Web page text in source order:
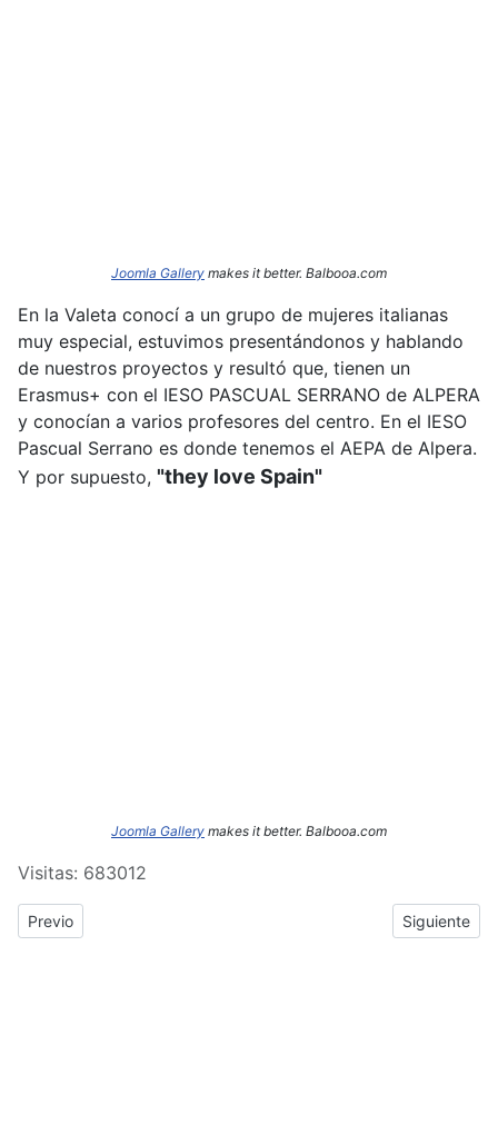
Joomla Gallery makes it better. Balbooa.com
En la Valeta conocí a un grupo de mujeres italianas
muy especial, estuvimos presentándonos y hablando
de nuestros proyectos y resultó que, tienen un
Erasmus+ con el IESO PASCUAL SERRANO de ALPERA
y conocían a varios profesores del centro. En el IESO
Pascual Serrano es donde tenemos el AEPA de Alpera.
Y por supuesto, "they love Spain"
Joomla Gallery makes it better. Balbooa.com
Visitas: 683012
Previous article: ERASMUS+: Crónica del tercer y cuarto día de
Previo Next article:
Siguiente